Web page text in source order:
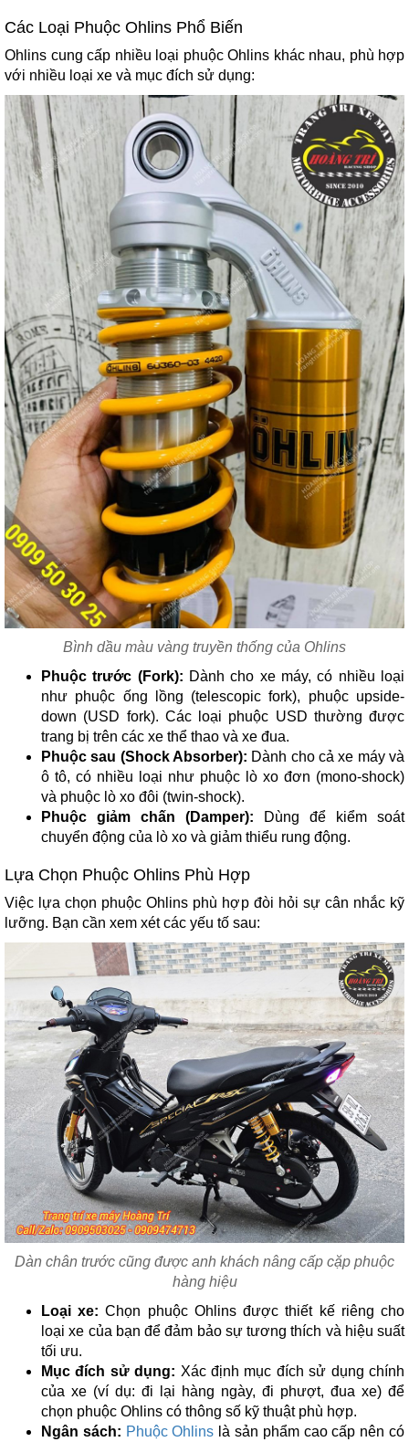
Các Loại Phuộc Ohlins Phổ Biến
Ohlins cung cấp nhiều loại phuộc Ohlins khác nhau, phù hợp
với nhiều loại xe và mục đích sử dụng:
Bình dầu màu vàng truyền thống của Ohlins
Phuộc trước (Fork): Dành cho xe máy, có nhiều loại
như phuộc ống lồng (telescopic fork), phuộc upside-
down (USD fork). Các loại phuộc USD thường được
trang bị trên các xe thể thao và xe đua.
Phuộc sau (Shock Absorber): Dành cho cả xe máy và
ô tô, có nhiều loại như phuộc lò xo đơn (mono-shock)
và phuộc lò xo đôi (twin-shock).
Phuộc giảm chấn (Damper): Dùng để kiểm soát
chuyển động của lò xo và giảm thiểu rung động.
Lựa Chọn Phuộc Ohlins Phù Hợp
Việc lựa chọn phuộc Ohlins phù hợp đòi hỏi sự cân nhắc kỹ
lưỡng. Bạn cần xem xét các yếu tố sau:
Dàn chân trước cũng được anh khách nâng cấp cặp phuộc
hàng hiệu
Loại xe: Chọn phuộc Ohlins được thiết kế riêng cho
loại xe của bạn để đảm bảo sự tương thích và hiệu suất
tối ưu.
Mục đích sử dụng: Xác định mục đích sử dụng chính
của xe (ví dụ: đi lại hàng ngày, đi phượt, đua xe) để
chọn phuộc Ohlins có thông số kỹ thuật phù hợp.
Ngân sách: Phuộc Ohlins là sản phẩm cao cấp nên có